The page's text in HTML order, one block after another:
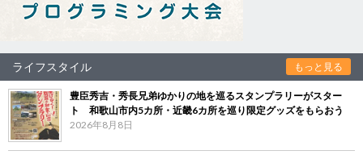
ライフスタイル もっと見る
豊臣秀吉・秀長兄弟ゆかりの地を巡るスタンプラリーがスター
ト 和歌山市内5カ所・近畿6カ所を巡り限定グッズをもらおう
2026年8月8日